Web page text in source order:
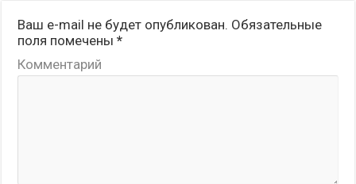
Ваш e-mail не будет опубликован. Обязательные
поля помечены*
Комментарий